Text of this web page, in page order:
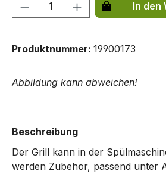
In den
Produktnummer: 19900173
Abbildung kann abweichen!
Beschreibung
Der Grill kann in der
werden Zubehör, passend unter